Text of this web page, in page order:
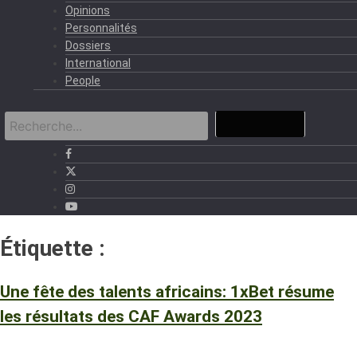
Opinions
Personnalités
Dossiers
International
People
Étiquette :
Une fête des talents africains: 1xBet résume
les résultats des CAF Awards 2023